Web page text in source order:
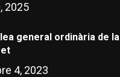
2025
general ordinària de la
4, 2023